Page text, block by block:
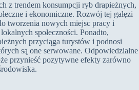
z trendem konsumpcji ryb drapieżnych,
i ekonomiczne. Rozwój tej gałęzi
tworzenia nowych miejsc pracy i
społeczności. Ponadto,
przyciąga turystów i podnosi
są one serwowane. Odpowiedzialne
przynieść pozytywne efekty zarówno